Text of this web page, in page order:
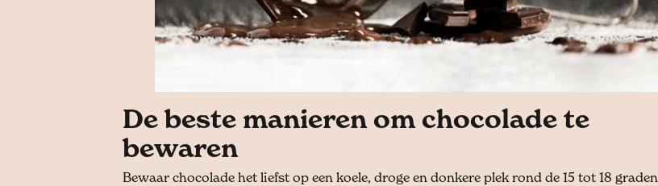
De beste manieren om chocolade te
bewaren
Bewaar chocolade het liefst op een koele, droge en donkere plek rond de 15 tot 18 graden